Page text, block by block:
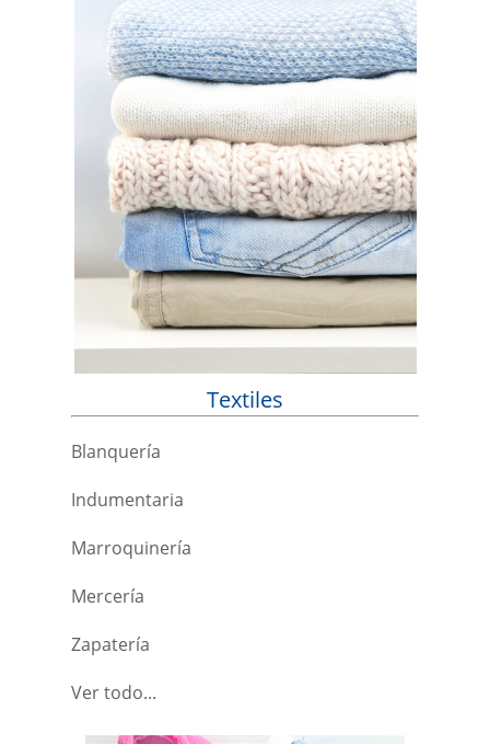
Textiles
Blanquería
Indumentaria
Marroquinería
Mercería
Zapatería
Ver todo...